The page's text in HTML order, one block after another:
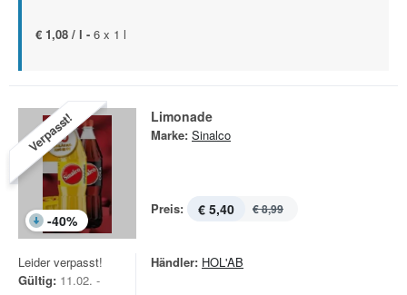
€ 1,08 / l - 6 x 1 l
Verpasst!
-40%
Limonade
Marke: Sinalco
Preis: € 5,40 € 8,99
Leider verpasst!
Gültig: 11.02. -
Händler: HOL'AB